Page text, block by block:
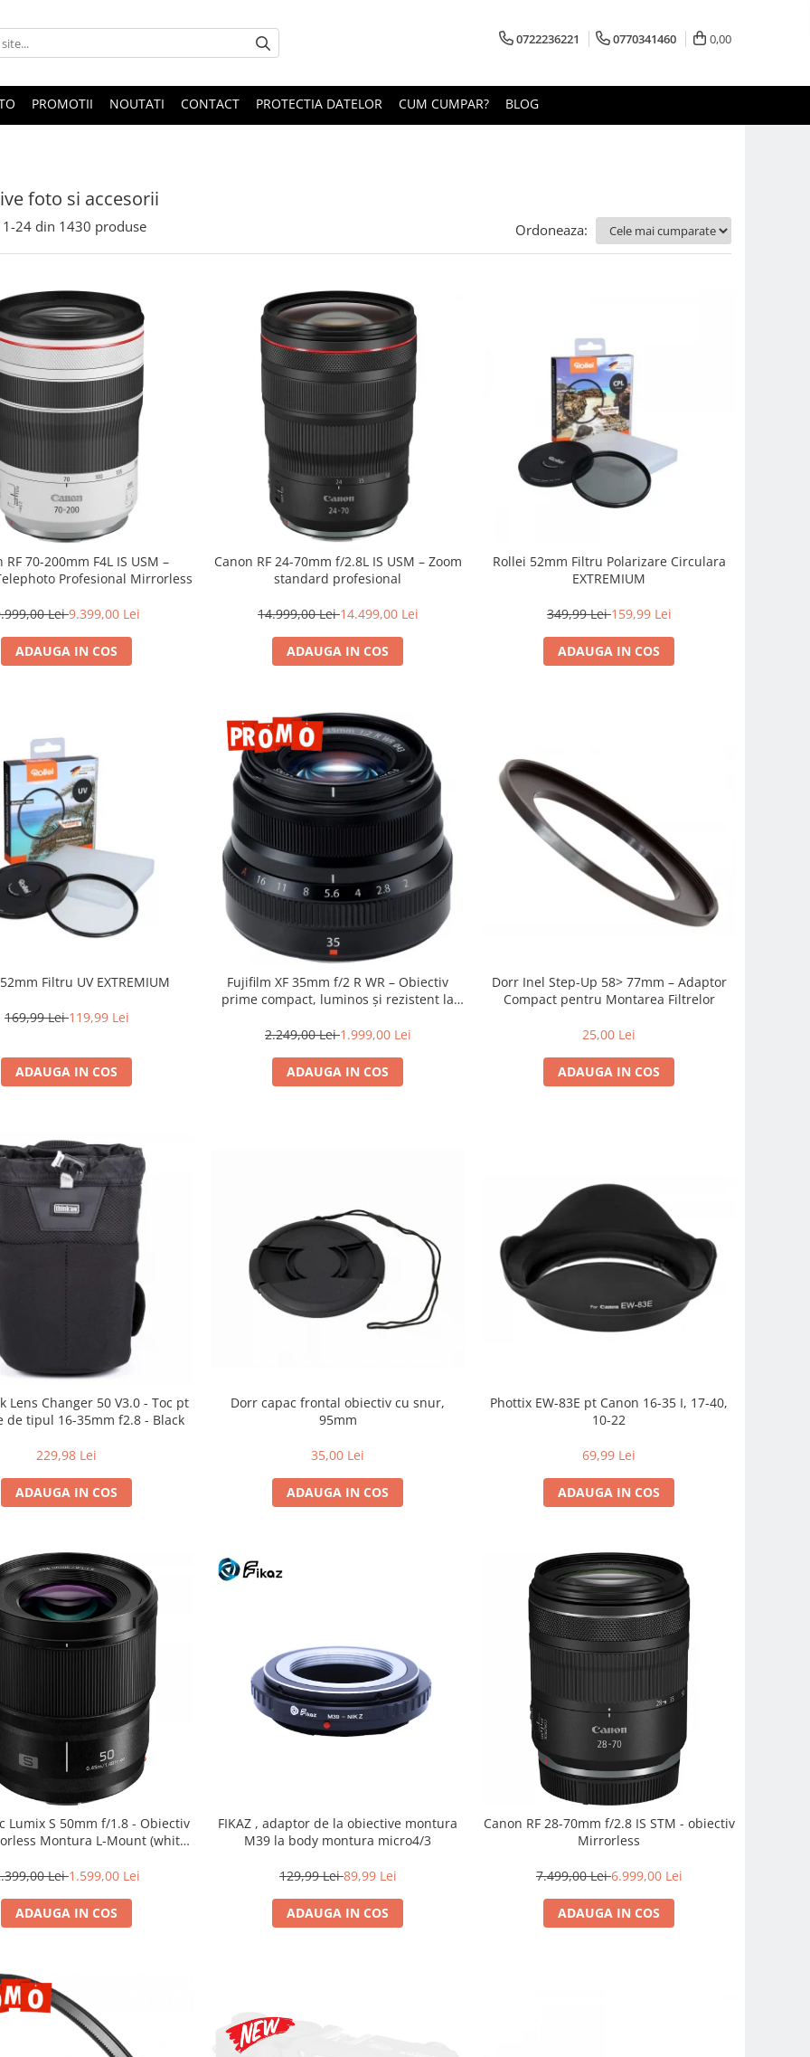
0722236221 0770341460 0,00
PROMOTII NOUTATI CONTACT PROTECTIA DATELOR CUM CUMPAR? BLOG
foto si accesorii
1-24 din 1430 produse Ordoneaza:
RF 70-200mm F4L IS USM –
Profesional Mirrorless
Lei9.399,00 Lei
ADAUGA IN COS
Canon RF 24-70mm f/2.8L IS USM – Zoom
standard profesional
14.999,00 Lei14.499,00 Lei
ADAUGA IN COS
Rollei 52mm Filtru Polarizare Circulara
EXTREMIUM
349,99 Lei159,99 Lei
ADAUGA IN COS
Filtru UV EXTREMIUM
169,99 Lei119,99 Lei
ADAUGA IN COS
Fujifilm XF 35mm f/2 R WR – Obiectiv
prime compact, luminos și rezistent la
2.249,00 Lei1.999,00 Lei
ADAUGA IN COS
Dorr Inel Step-Up 58> 77mm – Adaptor
Compact pentru Montarea Filtrelor
25,00 Lei
ADAUGA IN COS
Lens Changer 50 V3.0 - Toc pt
de tipul 16-35mm f2.8 - Black
229,98 Lei
ADAUGA IN COS
Dorr capac frontal obiectiv cu snur,
95mm
35,00 Lei
ADAUGA IN COS
Phottix EW-83E pt Canon 16-35 I, 17-40,
10-22
69,99 Lei
ADAUGA IN COS
Lumix S 50mm f/1.8 - Obiectiv
Montura L-Mount (white
Lei1.599,00 Lei
ADAUGA IN COS
FIKAZ , adaptor de la obiective montura
M39 la body montura micro4/3
129,99 Lei89,99 Lei
ADAUGA IN COS
Canon RF 28-70mm f/2.8 IS STM - obiectiv
Mirrorless
7.499,00 Lei6.999,00 Lei
ADAUGA IN COS